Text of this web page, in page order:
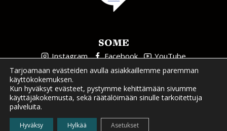
SOME
Instagram Facebook YouTube
Tietosuojaseloste
CTA
Tarjoamaan evästeiden avulla asiakkaillemme paremman
käyttökokemuksen.
Kun hyväksyt evästeet, pystymme kehittämään sivumme
käyttäjäkokemusta, sekä räätälöimään sinulle tarkoitettuja
palveluita.
Hyväksy Hylkää Asetukset